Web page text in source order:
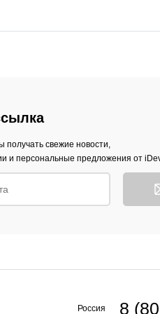
получать свежие новости,
и персональные предложения от
Россия 8